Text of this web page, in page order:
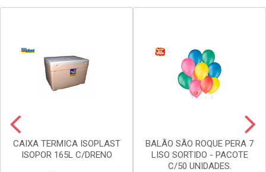
CAIXA TERMICA ISOPLAST
ISOPOR 165L C/DRENO
BALÃO SÃO ROQUE PERA 7
LISO SORTIDO - PACOTE
C/50 UNIDADES.